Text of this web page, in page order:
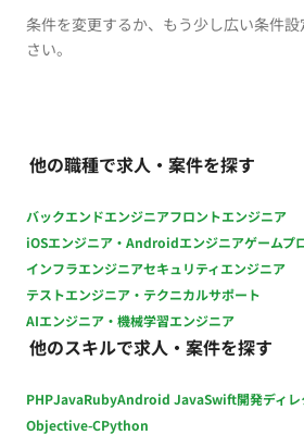
条件を変更するか、もう少し広い条件
さい。
他の職種で求人・案件を探す
バックエンドエンジニアフロントエンジニア
iOSエンジニア・Androidエンジニアゲームプ
インフラエンジニアセキュリティエンジニア
テストエンジニア・テクニカルサポート
AIエンジニア・機械学習エンジニア
他のスキルで求人・案件を探す
PHPJavaRubyAndroid JavaSwift開発ディ
Objective-CPython